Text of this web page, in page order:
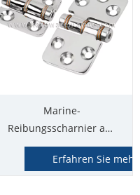
Marine-
Reibungsscharnier aus
Edelstahl 316
Erfahren Sie mehr